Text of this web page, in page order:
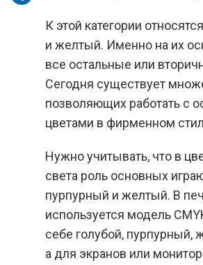
К этой категории
и желтый. Именно на их
все остальные или
Сегодня существует
позволяющих работать с
цветами в фирменном
Нужно учитывать, что в
света роль основных
пурпурный и желтый. В
используется модель
себе голубой, пурпурный,
а для экранов или